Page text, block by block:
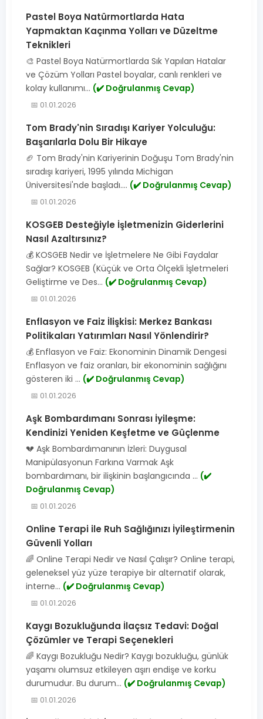
Pastel Boya Natürmortlarda Hata
Yapmaktan Kaçınma Yolları ve Düzeltme
Teknikleri
🎨 Pastel Boya Natürmortlarda Sık Yapılan Hatalar
ve Çözüm Yolları Pastel boyalar, canlı renkleri ve
kolay kullanımı... (✔️ Doğrulanmış Cevap)
📅 01.01.2026
Tom Brady'nin Sıradışı Kariyer Yolculuğu:
Başarılarla Dolu Bir Hikaye
🏈 Tom Brady'nin Kariyerinin Doğuşu Tom Brady'nin
sıradışı kariyeri, 1995 yılında Michigan
Üniversitesi'nde başladı.... (✔️ Doğrulanmış Cevap)
📅 01.01.2026
KOSGEB Desteğiyle İşletmenizin Giderlerini
Nasıl Azaltırsınız?
💰 KOSGEB Nedir ve İşletmelere Ne Gibi Faydalar
Sağlar? KOSGEB (Küçük ve Orta Ölçekli İşletmeleri
Geliştirme ve Des... (✔️ Doğrulanmış Cevap)
📅 01.01.2026
Enflasyon ve Faiz İlişkisi: Merkez Bankası
Politikaları Yatırımları Nasıl Yönlendirir?
💰 Enflasyon ve Faiz: Ekonominin Dinamik Dengesi
Enflasyon ve faiz oranları, bir ekonominin sağlığını
gösteren iki ... (✔️ Doğrulanmış Cevap)
📅 01.01.2026
Aşk Bombardımanı Sonrası İyileşme:
Kendinizi Yeniden Keşfetme ve Güçlenme
💔 Aşk Bombardımanının İzleri: Duygusal
Manipülasyonun Farkına Varmak Aşk
bombardımanı, bir ilişkinin başlangıcında ... (✔️
Doğrulanmış Cevap)
📅 01.01.2026
Online Terapi ile Ruh Sağlığınızı İyileştirmenin
Güvenli Yolları
🌈 Online Terapi Nedir ve Nasıl Çalışır? Online terapi,
geleneksel yüz yüze terapiye bir alternatif olarak,
interne... (✔️ Doğrulanmış Cevap)
📅 01.01.2026
Kaygı Bozukluğunda İlaçsız Tedavi: Doğal
Çözümler ve Terapi Seçenekleri
🌈 Kaygı Bozukluğu Nedir? Kaygı bozukluğu, günlük
yaşamı olumsuz etkileyen aşırı endişe ve korku
durumudur. Bu durum... (✔️ Doğrulanmış Cevap)
📅 01.01.2026